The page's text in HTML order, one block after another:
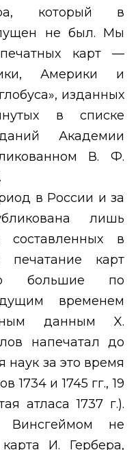
который в
не был. Мы
карт —
Америки и
изданных
в списке
Академии
В. Ф.
в России и за
лишь
составленных в
карт
большие по
временем
данным X.
напечатал до
наук за это время
1734 и 1745 гг., 19
атласа 1737 г.).
Винсгеймом не
И. Гербера,